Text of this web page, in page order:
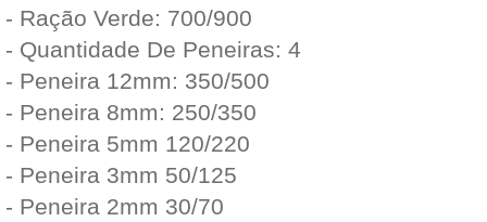
- Ração Verde: 700/900
- Quantidade De Peneiras: 4
- Peneira 12mm: 350/500
- Peneira 8mm: 250/350
- Peneira 5mm 120/220
- Peneira 3mm 50/125
- Peneira 2mm 30/70